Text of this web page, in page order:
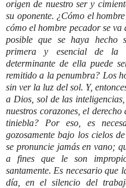
origen de nuestro ser y
su oponente. ¿Cómo el
cómo el hombre pecador se
posible que se haya hecho
primera y esencial de la
determinante de ella puede
remitido a la penumbra? Los
sin ver la luz del sol. Y,
a Dios, sol de las
nuestros corazones, el
tiniebla? Por eso, es
gozosamente bajo los cielos
se pronuncie jamás en vano;
a fines que le son
santamente. Es necesario que
día, en el silencio del